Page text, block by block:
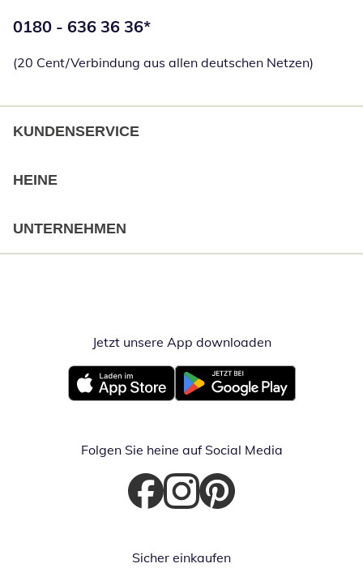
Telefonnummer:
0180 - 636 36 36*
(20 Cent/Verbindung aus allen deutschen Netzen)
KUNDENSERVICE
HEINE
UNTERNEHMEN
Jetzt unsere App downloadenÖffnet in
Öffnet in neuem FensterÖffnet in neuem Fenster
Folgen Sie heine auf Social Media
Öffnet in neuem Fenster
Öffnet in neuem Fenster
Öffnet in neuem Fenster
Sicher einkaufen